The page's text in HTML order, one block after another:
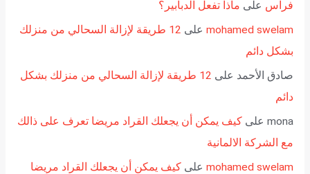
فراس على ماذا تفعل الدبابير؟
mohamed swelamعلى
12 طريقة لإزالة السحالي من منزلك
بشكل دائم
صادق الأحمد على
12 طريقة لإزالة السحالي من منزلك بشكل
دائم
monaعلى كيف يمكن أن يجعلك القراد مريضا تعرف على ذالك
مع الشركة الالمانية
mohamed swelamعلى كيف يمكن أن يجعلك القراد مريضا